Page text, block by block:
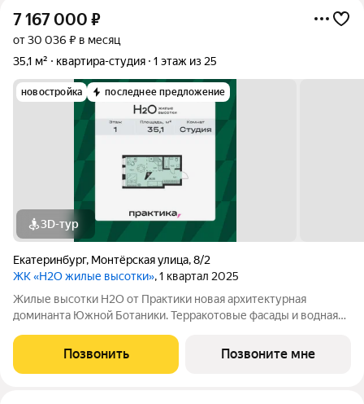
7 167 000 ₽
от 30 036 ₽ в месяц
35,1 м²
квартира-студия 1 этаж из 25
новостройка последнее предложение
3D-тур
Екатеринбург, Монтёрская улица,8/2
ЖК «H2O жилые высотки», 1 квартал 2025
Жилые высотки Н2О от Практики новая архитектурная
доминанта Южной Ботаники. Терракотовые фасады и водная
комплекса. Проект получил платиновый грейд системы Urban
Grade, подтвердив высокий уровень
Позвонить Позвоните мне